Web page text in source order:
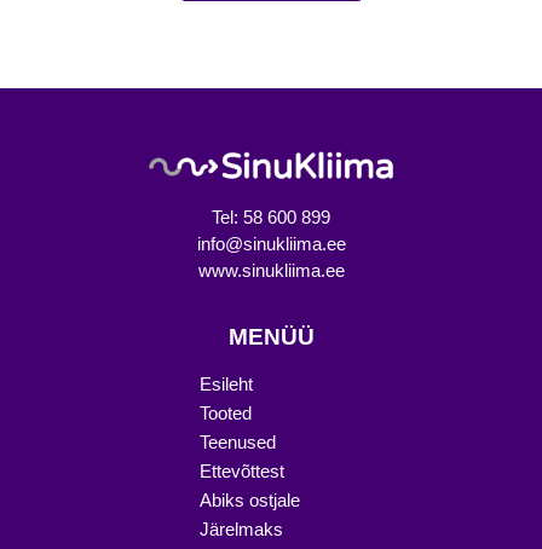
Tel: 58 600 899
info@sinukliima.ee
www.sinukliima.ee
MENÜÜ
Esileht
Tooted
Teenused
Ettevõttest
Abiks ostjale
Järelmaks